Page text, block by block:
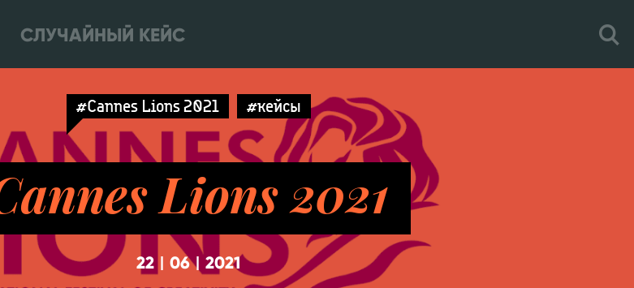
СЛУЧАЙНЫЙ КЕЙС
#Cannes Lions 2021 #кейсы
Lions 2021
22 06| 2021